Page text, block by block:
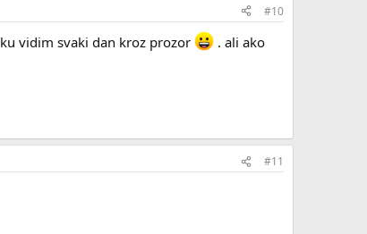
#10
vidim svaki dan kroz prozor
. ali ako
#11